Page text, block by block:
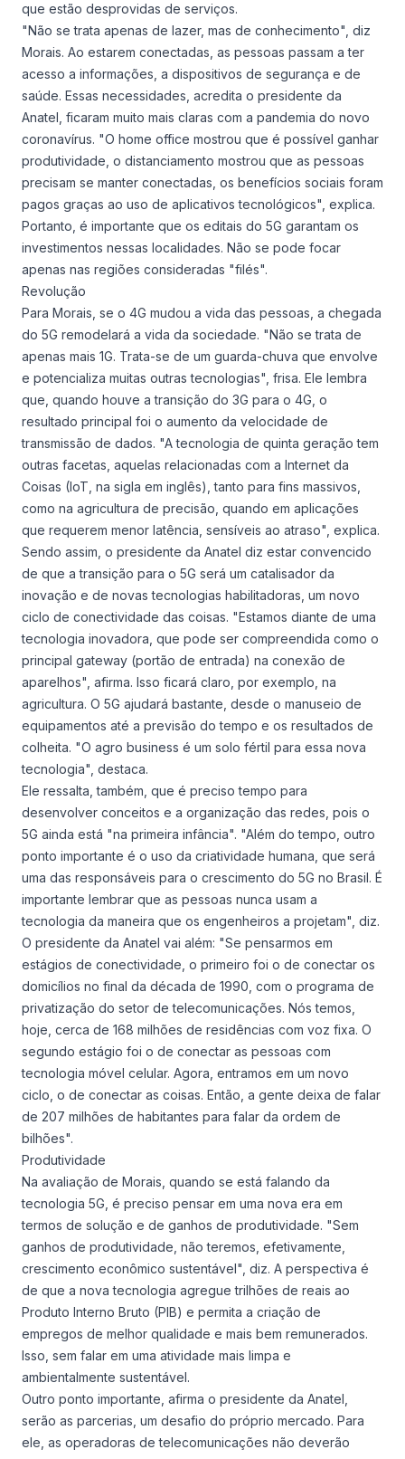
que estão desprovidas de serviços.
"Não se trata apenas de lazer, mas de conhecimento", diz
Morais. Ao estarem conectadas, as pessoas passam a ter
acesso a informações, a dispositivos de segurança e de
saúde. Essas necessidades, acredita o presidente da
Anatel, ficaram muito mais claras com a pandemia do novo
coronavírus. "O home office mostrou que é possível ganhar
produtividade, o distanciamento mostrou que as pessoas
precisam se manter conectadas, os benefícios sociais foram
pagos graças ao uso de aplicativos tecnológicos", explica.
Portanto, é importante que os editais do 5G garantam os
investimentos nessas localidades. Não se pode focar
apenas nas regiões consideradas "filés".
Revolução
Para Morais, se o 4G mudou a vida das pessoas, a chegada
do 5G remodelará a vida da sociedade. "Não se trata de
apenas mais 1G. Trata-se de um guarda-chuva que envolve
e potencializa muitas outras tecnologias", frisa. Ele lembra
que, quando houve a transição do 3G para o 4G, o
resultado principal foi o aumento da velocidade de
transmissão de dados. "A tecnologia de quinta geração tem
outras facetas, aquelas relacionadas com a Internet da
Coisas (IoT, na sigla em inglês), tanto para fins massivos,
como na agricultura de precisão, quando em aplicações
que requerem menor latência, sensíveis ao atraso", explica.
Sendo assim, o presidente da Anatel diz estar convencido
de que a transição para o 5G será um catalisador da
inovação e de novas tecnologias habilitadoras, um novo
ciclo de conectividade das coisas. "Estamos diante de uma
tecnologia inovadora, que pode ser compreendida como o
principal gateway (portão de entrada) na conexão de
aparelhos", afirma. Isso ficará claro, por exemplo, na
agricultura. O 5G ajudará bastante, desde o manuseio de
equipamentos até a previsão do tempo e os resultados de
colheita. "O agro business é um solo fértil para essa nova
tecnologia", destaca.
Ele ressalta, também, que é preciso tempo para
desenvolver conceitos e a organização das redes, pois o
5G ainda está "na primeira infância". "Além do tempo, outro
ponto importante é o uso da criatividade humana, que será
uma das responsáveis para o crescimento do 5G no Brasil. É
importante lembrar que as pessoas nunca usam a
tecnologia da maneira que os engenheiros a projetam", diz.
O presidente da Anatel vai além: "Se pensarmos em
estágios de conectividade, o primeiro foi o de conectar os
domicílios no final da década de 1990, com o programa de
privatização do setor de telecomunicações. Nós temos,
hoje, cerca de 168 milhões de residências com voz fixa. O
segundo estágio foi o de conectar as pessoas com
tecnologia móvel celular. Agora, entramos em um novo
ciclo, o de conectar as coisas. Então, a gente deixa de falar
de 207 milhões de habitantes para falar da ordem de
bilhões".
Produtividade
Na avaliação de Morais, quando se está falando da
tecnologia 5G, é preciso pensar em uma nova era em
termos de solução e de ganhos de produtividade. "Sem
ganhos de produtividade, não teremos, efetivamente,
crescimento econômico sustentável", diz. A perspectiva é
de que a nova tecnologia agregue trilhões de reais ao
Produto Interno Bruto (PIB) e permita a criação de
empregos de melhor qualidade e mais bem remunerados.
Isso, sem falar em uma atividade mais limpa e
ambientalmente sustentável.
Outro ponto importante, afirma o presidente da Anatel,
serão as parcerias, um desafio do próprio mercado. Para
ele, as operadoras de telecomunicações não deverão